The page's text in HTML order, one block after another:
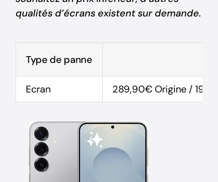
qualités d’écrans existent sur demande.
Type de panne
Ecran 289,90€ Origine /